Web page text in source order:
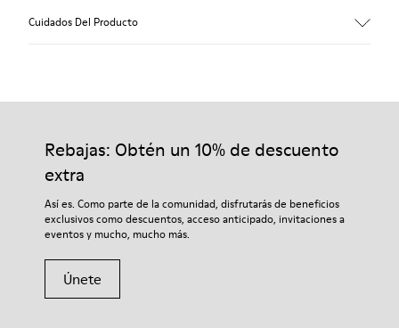
72% Piel vacuna, 28% Fibra de bambú
Garantía de por vida
Cuidados Del Producto
Nuestros zapatos se han fabricado con materiales de primera
adecuados para el cuidado del calzado los protegerá y
garantizará que duren más tiempo.
Si deseas obtener información detallada sobre cómo cuidar de
tu par, visita nuestraGuía para el cuidado del calzado.
Rebajas: Obtén un 10% de descuento
extra
Así es. Como parte de la comunidad, disfrutarás de beneficios
exclusivos como descuentos, acceso anticipado, invitaciones a
eventos y mucho, mucho más.
Únete